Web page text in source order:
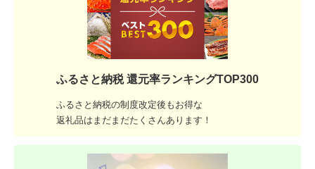
ふるさと納税 還元率ランキングTOP300
ふるさと納税の制度改定後もお得な
返礼品はまだまだたくさんあります！